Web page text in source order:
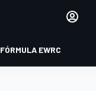
FÓRMULA EWRC